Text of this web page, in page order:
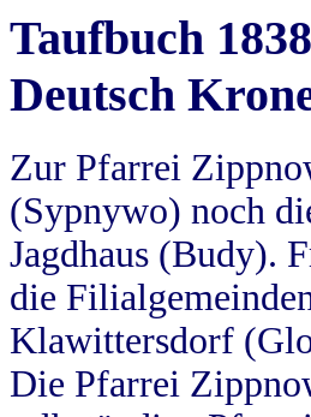
Taufbuch
Deutsch
Zur Pfarrei
(Sypnywo) noch
Jagdhaus (Budy).
die
Klawittersdorf
Die Pfarrei